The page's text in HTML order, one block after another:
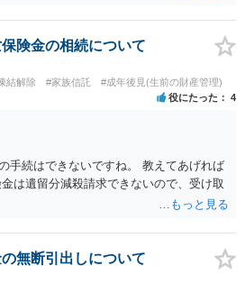
あれば、他の相続人との協議が必要とな
点とは別にご主人から貸付ではなく贈与で
ざいます。 その場合には、貸付であるこ
積み重ねることが出来るか、というとこ
、返済を約束するメール等です。 金額の
。 緊急という訳ではないかと思います
な手段が増える傾向にありますので、早
を御検討頂くと良いかと思います。
険金の相続について
結解除 #家族信託 #成年後見(生前の財産管理)
役にたった 4
手続はできないですね。 教えてあげれば
は遺留分減殺請求できないので、受け取
無断引出しについて